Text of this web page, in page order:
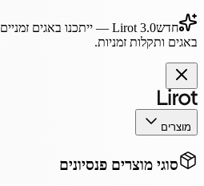
חדשLirot 3.0 — ייתכנו באגים זמניים
באגים ותקלות זמניות.
מוצרים
סוגי מוצרים פנסיונים